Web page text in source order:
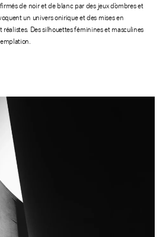
de noir et de blanc par des jeux d’ombres et
un univers onirique et des mises en
réalistes. Des silhouettes féminines et masculines